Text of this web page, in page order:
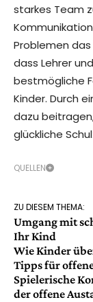
starkes Team
Problemen das
dass Lehrer
bestmögliche
Kinder. Durch
dazu
glückliche
QUELLEN
ZU DIESEM THEMA:
Umgang mit
Ihr Kind
Wie Kinder
Tipps für
Spielerische
der offene